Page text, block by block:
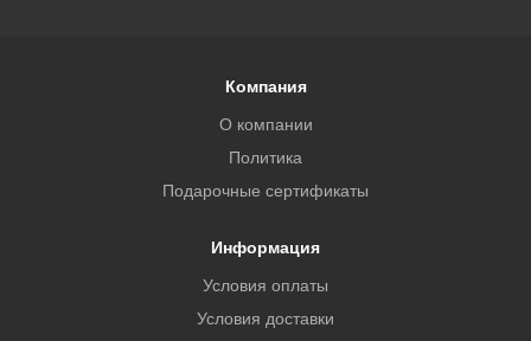
Компания
О компании
Политика
Подарочные сертификаты
Информация
Условия оплаты
Условия доставки